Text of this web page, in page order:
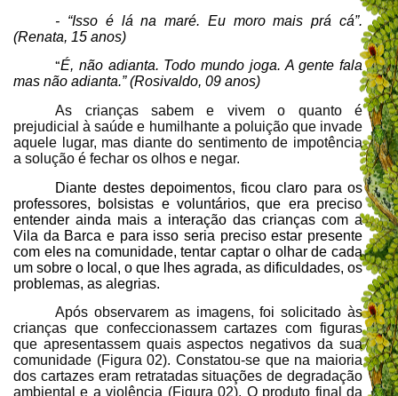
- “Isso é lá na maré. Eu moro mais prá cá”.
(Renata, 15 anos)
“É, não adianta. Todo mundo joga. A gente fala
mas não adianta.” (Rosivaldo, 09 anos)
As crianças sabem e vivem o quanto é
prejudicial à saúde e humilhante a poluição que invade
aquele lugar, mas diante do sentimento de impotência
a solução é fechar os olhos e negar.
Diante destes depoimentos, ficou claro para os
professores, bolsistas e voluntários, que era preciso
entender ainda mais a interação das crianças com a
Vila da Barca e para isso seria preciso estar presente
com eles na comunidade, tentar captar o olhar de cada
um sobre o local, o que lhes agrada, as dificuldades, os
problemas, as alegrias.
Após observarem as imagens, foi solicitado às
crianças que confeccionassem cartazes com figuras
que apresentassem quais aspectos negativos da sua
comunidade (Figura 02). Constatou-se que na maioria
dos cartazes eram retratadas situações de degradação
ambiental e a violência (Figura 02). O produto final da